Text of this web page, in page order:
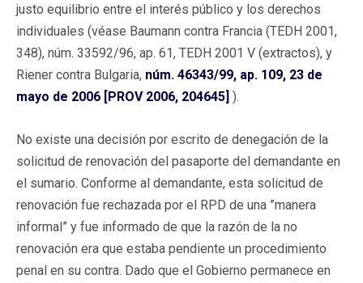
justo equilibrio entre el interés público y los derechos
individuales (véase Baumann contra Francia (TEDH 2001,
348), núm. 33592/96, ap. 61, TEDH 2001 V (extractos), y
Riener contra Bulgaria, núm. 46343/99, ap. 109, 23 de
mayo de 2006 [PROV 2006, 204645] ).
No existe una decisión por escrito de denegación de la
solicitud de renovación del pasaporte del demandante en
el sumario. Conforme al demandante, esta solicitud de
renovación fue rechazada por el RPD de una ”manera
informal” y fue informado de que la razón de la no
renovación era que estaba pendiente un procedimiento
penal en su contra. Dado que el Gobierno permanece en